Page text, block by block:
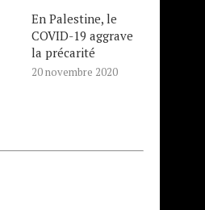
En Palestine, le
COVID-19 aggrave
la précarité
20 novembre 2020